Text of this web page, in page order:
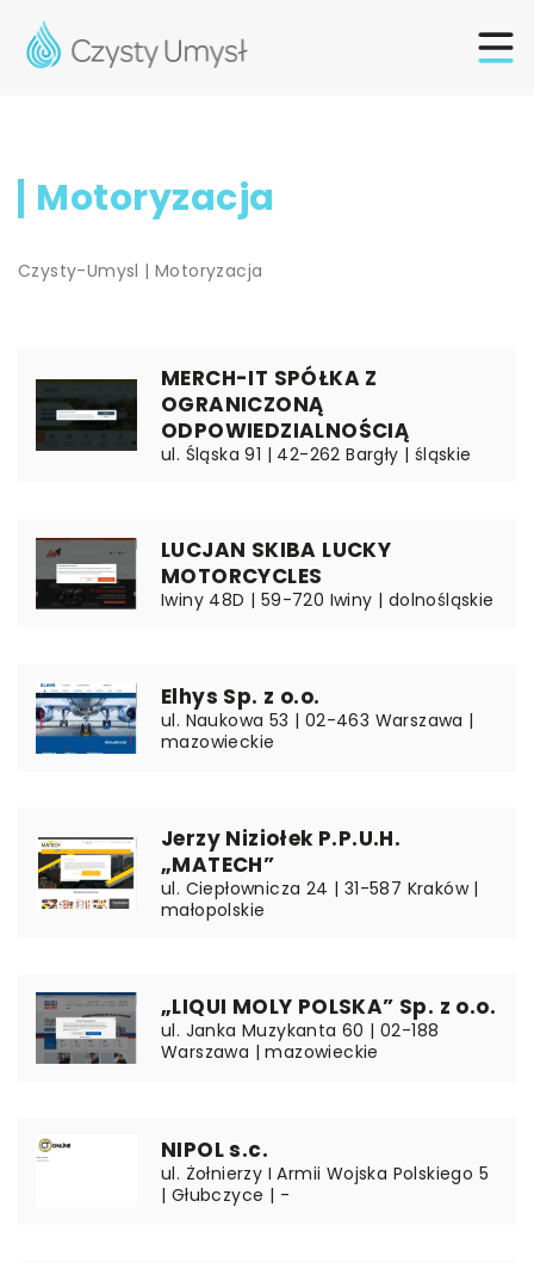
Motoryzacja
Czysty-Umysl |Motoryzacja
MERCH-IT SPÓŁKA Z
OGRANICZONĄ
ODPOWIEDZIALNOŚCIĄ
ul. Śląska 91 | 42-262 Bargły | śląskie
LUCJAN SKIBA LUCKY
MOTORCYCLES
Iwiny 48D | 59-720 Iwiny | dolnośląskie
Elhys Sp. z o.o.
ul. Naukowa 53 | 02-463 Warszawa |
mazowieckie
Jerzy Niziołek P.P.U.H.
„MATECH”
ul. Ciepłownicza 24 | 31-587 Kraków |
małopolskie
„LIQUI MOLY POLSKA” Sp. z o.o.
ul. Janka Muzykanta 60 | 02-188
Warszawa | mazowieckie
NIPOL s.c.
ul. Żołnierzy I Armii Wojska Polskiego 5
| Głubczyce | -